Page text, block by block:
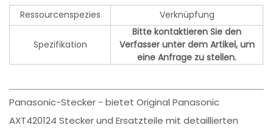
Ressourcenspezies Verknüpfung
Spezifikation
Bitte kontaktieren Sie den
Verfasser unter dem Artikel, um
eine Anfrage zu stellen.
Panasonic-Stecker - bietet Original Panasonic
AXT420124 Stecker und Ersatzteile mit detaillierten